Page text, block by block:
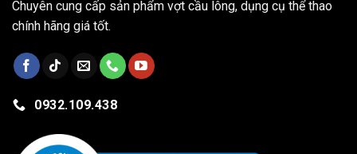
Chuyên cung cấp sản phẩm vợt cầu lông, dụng cụ thể thao
chính hãng giá tốt.
0932.109.438